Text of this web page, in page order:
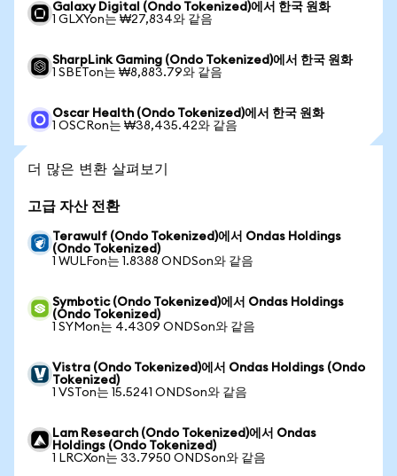
Galaxy Digital (Ondo Tokenized)에서 한국 원화
1 GLXYon는 ₩27,834와 같음
SharpLink Gaming (Ondo Tokenized)에서 한국 원화
1 SBETon는 ₩8,883.79와 같음
Oscar Health (Ondo Tokenized)에서 한국 원화
1 OSCRon는 ₩38,435.42와 같음
더 많은 변환 살펴보기
고급 자산 전환
Terawulf (Ondo Tokenized)에서 Ondas Holdings
(Ondo Tokenized)
1 WULFon는 1.8388 ONDSon와 같음
Symbotic (Ondo Tokenized)에서 Ondas Holdings
(Ondo Tokenized)
1 SYMon는 4.4309 ONDSon와 같음
Vistra (Ondo Tokenized)에서 Ondas Holdings (Ondo
Tokenized)
1 VSTon는 15.5241 ONDSon와 같음
Lam Research (Ondo Tokenized)에서 Ondas
Holdings (Ondo Tokenized)
1 LRCXon는 33.7950 ONDSon와 같음